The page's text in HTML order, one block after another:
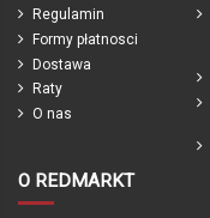
Regulamin
Formy płatnosci
Dostawa
Raty
O nas
O REDMARKT